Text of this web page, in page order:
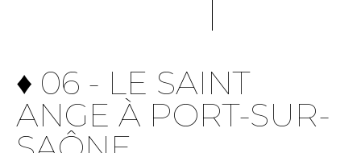
♦ 06 - LE SAINT
ANGE À PORT-SUR-